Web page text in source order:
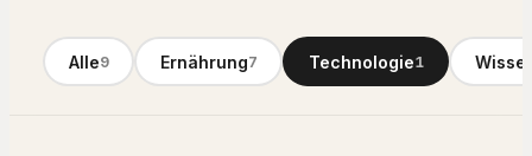
Alle9 Ernährung7 Technologie1